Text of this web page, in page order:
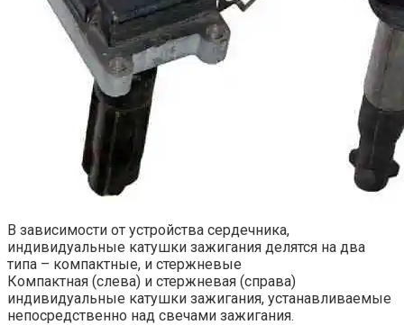
В зависимости от устройства сердечника,
индивидуальные катушки зажигания делятся на два
типа – компактные, и стержневые
Компактная (слева) и стержневая (справа)
индивидуальные катушки зажигания, устанавливаемые
непосредственно над свечами зажигания.